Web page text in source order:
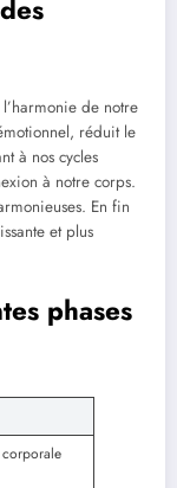
de notre
réduit le
à nos cycles
à notre corps.
En fin
et plus
phases